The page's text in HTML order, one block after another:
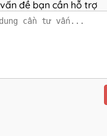
đề bạn cần hỗ trợ